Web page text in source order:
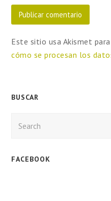
Este sitio usa Akismet
cómo se procesan los
BUSCAR
FACEBOOK